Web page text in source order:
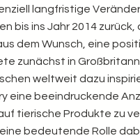
langfristige
bis ins Jahr 2014
dem Wunsch, eine
zunächst in
weltweit dazu
eine beeindruckende
tierische Produkte zu
bedeutende Rolle